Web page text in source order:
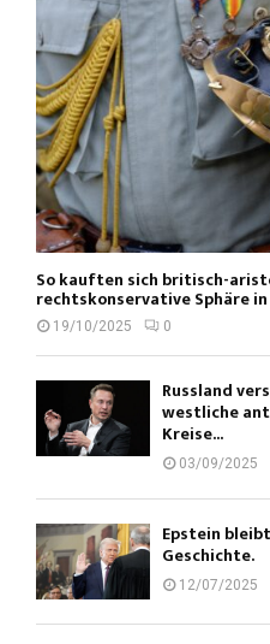
So kauften sich britisch-
rechtskonservative Sphäre
19/10/2025 0
Russland
westliche
Kreise...
03/09/2025
Epstein
Geschichte.
12/07/2025